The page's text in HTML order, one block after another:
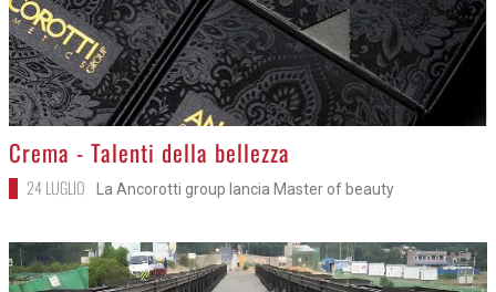
>
Crema - Talenti della bellezza
24 LUGLIO La Ancorotti group lancia Master of beauty